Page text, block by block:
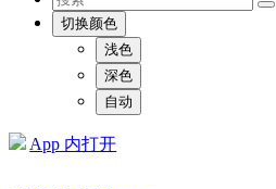
切换颜色
浅色
深色
自动
App 内打开